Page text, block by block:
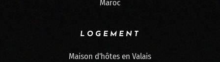
Maroc
LOGEMENT
Maison d'hôtes en Valais